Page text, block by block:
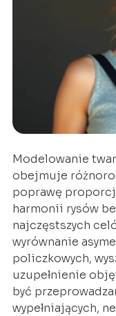
Modelowanie
obejmuje
poprawę
harmonii rysów
najczęstszych
wyrównanie
policzkowych,
uzupełnienie
być
wypełniających,